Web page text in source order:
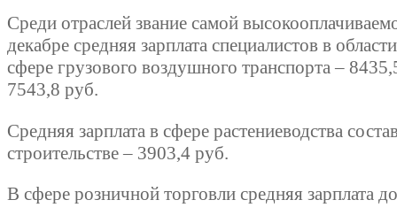
Среди отраслей звание самой
декабре средняя зарплата специалистов в
сфере грузового воздушного транспорта –
7543,8 руб.
Средняя зарплата в сфере растениеводства
строительстве – 3903,4 руб.
В сфере розничной торговли средняя зарплата